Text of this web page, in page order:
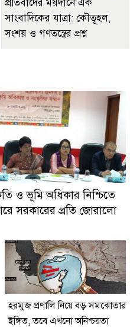
প্রতিবাদের ময়দানে এক
সাংবাদিকের যাত্রা: কৌতূহল,
সংশয় ও গণতন্ত্রের প্রশ্ন
ও ভূমি অধিকার নিশ্চিতে
সরকারের প্রতি জোরালো
হরমুজ প্রণালি নিয়ে বড় সমঝোতার
ইঙ্গিত, তবে এখনো অনিশ্চয়তা